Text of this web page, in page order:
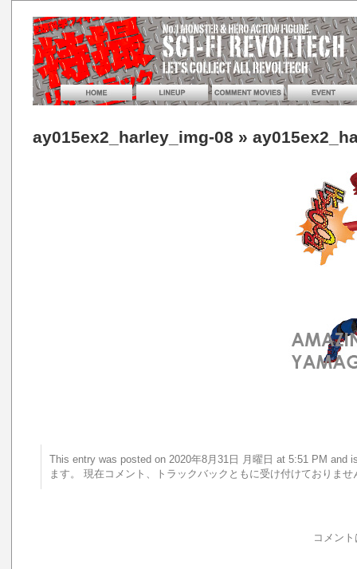
ay015ex2_harley_img-08 »
This entry was posted on 2020年8月31日 月曜日 at 5:51 PM
ます。 現在コメント、トラックバックともに受け付けておりませ
コメン